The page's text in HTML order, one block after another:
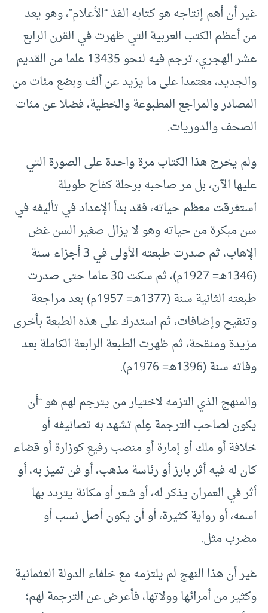
غير أن أهم إنتاجه هو كتابه الفذ “الأعلام”، وهو يعد
من أعظم الكتب العربية التي ظهرت في القرن الرابع
عشر الهجري، ترجم فيه لنحو 13435 علما من القديم
والجديد، معتمدا على ما يزيد عن ألف وبضع مئات من
المصادر والمراجع المطبوعة والخطية، فضلا عن مئات
الصحف والدوريات.
ولم يخرج هذا الكتاب مرة واحدة على الصورة التي
عليها الآن، بل مر صاحبه برحلة كفاح طويلة
استغرقت معظم حياته، فقد بدأ الإعداد في تأليفه في
سن مبكرة من حياته وهو لا يزال صغير السن غض
الإهاب، ثم صدرت طبعته الأولى في 3 أجزاء سنة
(1346هـ= 1927م)، ثم سكت 30 عاما حتى صدرت
طبعته الثانية سنة (1377هـ= 1957م) بعد مراجعة
وتنقيح وإضافات، ثم استدرك على هذه الطبعة بأخرى
مزيدة ومنقحة، ثم ظهرت الطبعة الرابعة الكاملة بعد
وفاته سنة (1396هـ= 1976م).
والمنهج الذي التزمه لاختيار من يترجم لهم هو “أن
يكون لصاحب الترجمة عِلم تشهد به تصانيفه أو
خلافة أو ملك أو إمارة أو منصب رفيع كوزارة أو قضاء
كان له فيه أثر بارز أو رئاسة مذهب، أو فن تميز به، أو
أثر في العمران يذكر له، أو شعر أو مكانة يتردد بها
اسمه، أو رواية كثيرة، أو أن يكون أصل نسب أو
مضرب مثل.
غير أن هذا النهج لم يلتزمه مع خلفاء الدولة العثمانية
وكثير من أمرائها وولاتها، فأعرض عن الترجمة لهم؛